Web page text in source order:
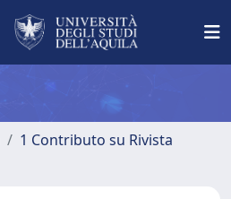
1 Contributo su Rivista